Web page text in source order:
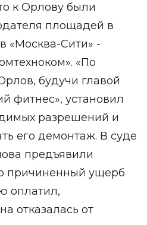
к Орлову были
площадей в
«Москва-Сити» -
«По
будучи главой
фитнес», установил
разрешений и
его демонтаж. В суде
предъявили
причиненный ущерб
оплатил,
отказалась от